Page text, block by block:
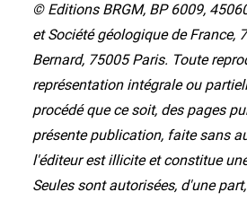
© Editions BRGM, BP 6009,
et Société géologique de France,
Bernard, 75005 Paris. Toute
représentation intégrale ou
procédé que ce soit, des pages
présente publication, faite sans
l'éditeur est illicite et constitue
Seules sont autorisées, d'une